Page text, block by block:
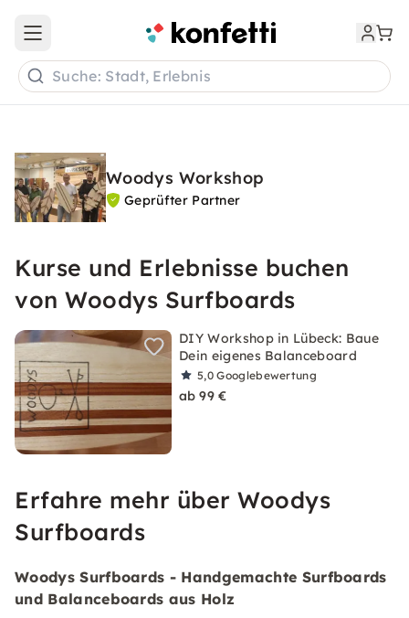
Open main menu
Suche: Stadt, Erlebnis
Woodys Workshop
Geprüfter Partner
Kurse und Erlebnisse buchen
von Woodys Surfboards
DIY Workshop in Lübeck: Baue
Dein eigenes Balanceboard
5,0Googlebewertung
ab 99 €
Erfahre mehr über Woodys
Surfboards
Woodys Surfboards - Handgemachte Surfboards
und Balanceboards aus Holz